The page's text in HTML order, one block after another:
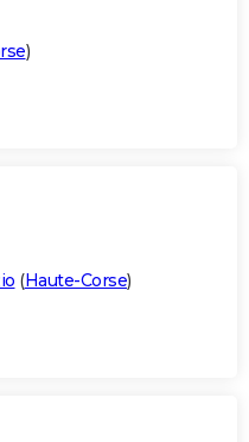
)
(Haute-Corse)